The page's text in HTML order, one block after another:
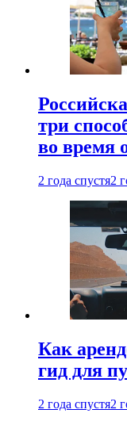
три
во время
2 года спустя2
Как
гид для
2 года спустя2